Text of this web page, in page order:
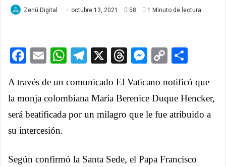
Zenú Digital octubre 13, 2021 58 1 Minuto de lectura
Facebook
EmailWhatsApp
Telegram
X ThreadsCopy
A través de un comunicado El Vaticano notificó que
la monja colombiana María Berenice Duque Hencker,
será beatificada por un milagro que le fue atribuido a
su intercesión.
Según confirmó la Santa Sede, el Papa Francisco